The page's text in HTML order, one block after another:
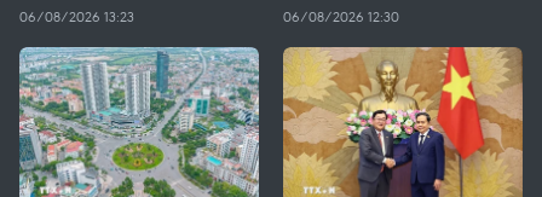
06/08/2026 13:23 06/08/2026 12:30